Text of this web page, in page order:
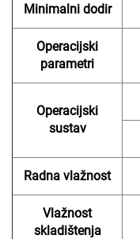
Minimalni dodir
Operacijski
parametri
Operacijski
sustav
Radna vlažnost
Vlažnost
skladištenja